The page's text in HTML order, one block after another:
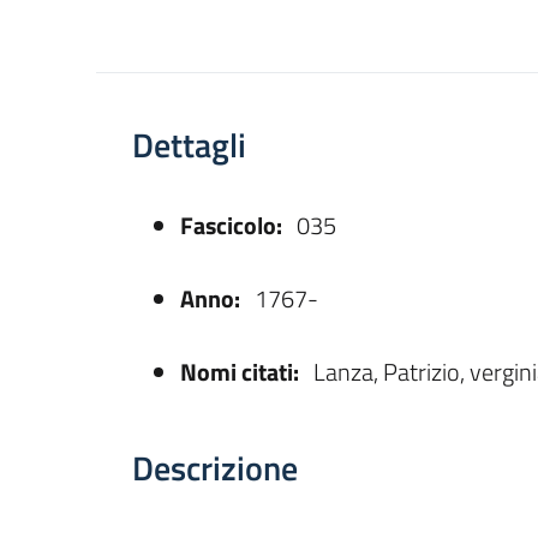
Dettagli
Fascicolo: 035
Anno: 1767-
Nomi citati: Lanza, Patrizio,
Descrizione